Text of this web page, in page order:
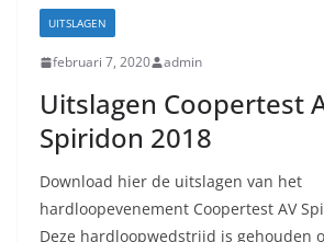
UITSLAGEN
februari 7, 2020 admin
Uitslagen Coopertest
Spiridon 2018
Download hier de uitslagen van het
hardloopevenement Coopertest AV
Deze hardloopwedstrijd is gehouden